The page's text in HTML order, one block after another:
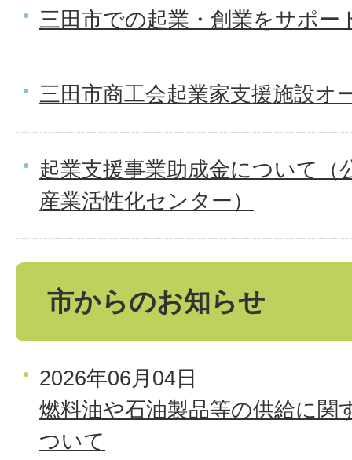
三田市での起業・創業をサポー
三田市商工会起業家支援施設オ
起業支援事業助成金について（
産業活性化センター）
市からのお知らせ
2026年06月04日
燃料油や石油製品等の供給に関
ついて